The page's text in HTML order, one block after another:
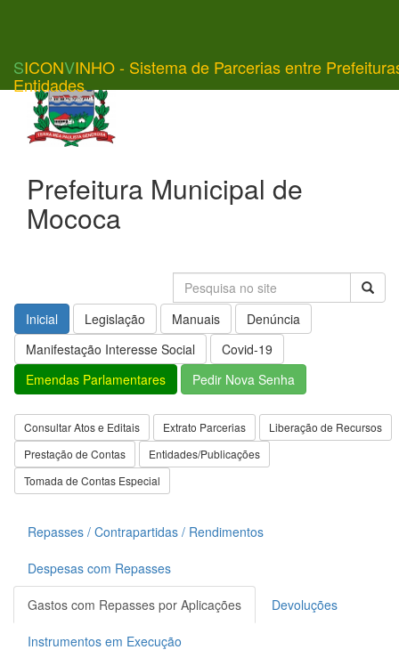
SICONVINHO - Sistema de Parcerias entre
Entidades
Prefeitura Municipal de
Mococa
Inicial Legislação Manuais
Denúncia
Manifestação Interesse Social
Covid-19
Emendas Parlamentares
Pedir Nova Senha
Consultar Atos e Editais Extrato Parcerias
Liberação de Recursos
Prestação de Contas
Entidades/Publicações
Tomada de Contas Especial
Repasses / Contrapartidas / Rendimentos
Despesas com Repasses
Gastos com Repasses por Aplicações Devoluções
Instrumentos em Execução